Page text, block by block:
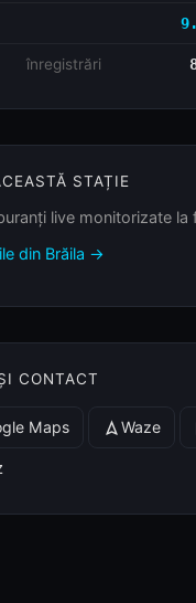
înregistrări
STAȚIE
live monitorizate la
din Brăila →
CONTACT
Maps navigation Waze